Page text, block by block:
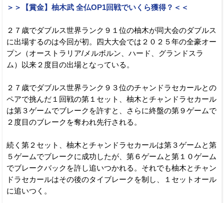
＞＞【賞金】柚木武 全仏OP1回戦でいくら獲得？＜＜
２７歳でダブルス世界ランク９１位の柚木が同大会のダブルス
に出場するのは今回が初。四大大会では２０２５年の全豪オー
プン（オーストラリア/メルボルン、ハード、グランドスラ
ム）以来２度目の出場となっている。
２７歳でダブルス世界ランク９３位のチャンドラセカールとの
ペアで挑んだ１回戦の第１セット、柚木とチャンドラセカール
は第３ゲームでブレークを許すと、さらに終盤の第９ゲームで
２度目のブレークを奪われ先行される。
続く第２セット、柚木とチャンドラセカールは第３ゲームと第
５ゲームでブレークに成功したが、第６ゲームと第１０ゲーム
でブレークバックを許し追いつかれる。それでも柚木とチャン
ドラセカールはその後のタイブレークを制し、１セットオール
に追いつく。